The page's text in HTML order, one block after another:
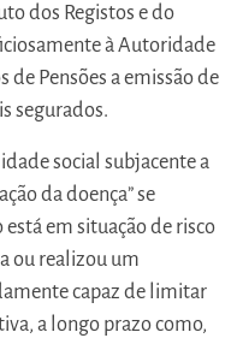
dos Registos e do
à Autoridade
de Pensões a emissão de
segurados.
social subjacente a
da doença” se
em situação de risco
ou realizou um
capaz de limitar
a longo prazo como,